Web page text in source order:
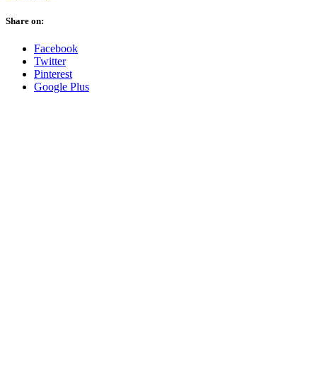
Share on:
Facebook
Twitter
Pinterest
Google Plus